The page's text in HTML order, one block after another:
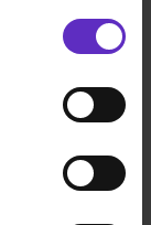
zu
Website an